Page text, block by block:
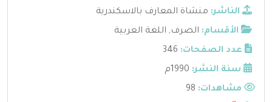
الناشر: منشاة المعارف بالاسكندرية
الأقسام: الصرف, اللغة العربية
عدد الصفحات: 346
سنة النشر: 1990م
مشاهدات: